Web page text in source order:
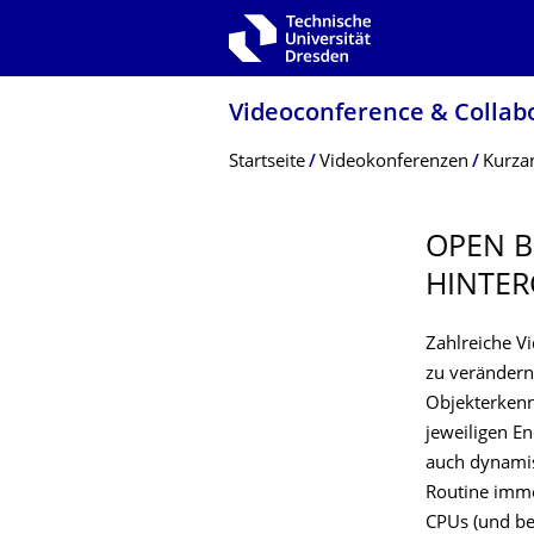
Zur Hauptnavigation springen
Videoconference &
Breadcrumb-Menü
Startseite Videokonferenzen
OPEN
Zahlreiche
zu
jeweiligen
auch
Routine
CPUs (und